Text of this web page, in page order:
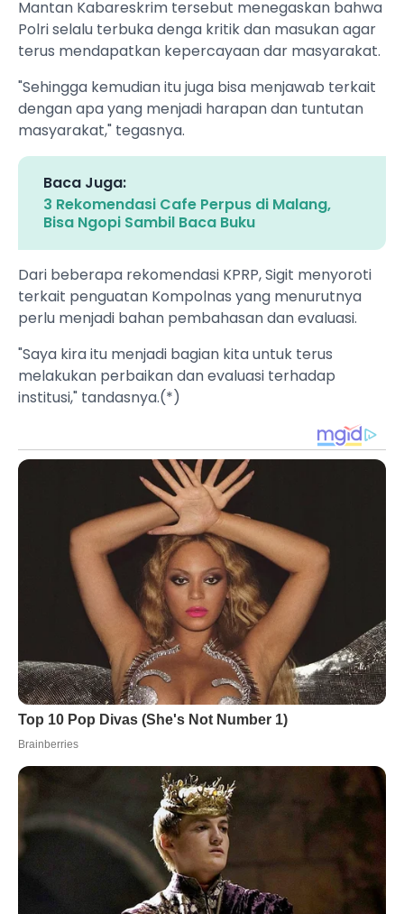
Mantan Kabareskrim tersebut menegaskan bahwa
Polri selalu terbuka denga kritik dan masukan agar
terus mendapatkan kepercayaan dar masyarakat.
"Sehingga kemudian itu juga bisa menjawab terkait
dengan apa yang menjadi harapan dan tuntutan
masyarakat," tegasnya.
Baca Juga:
3 Rekomendasi Cafe Perpus di Malang,
Bisa Ngopi Sambil Baca Buku
Dari beberapa rekomendasi KPRP, Sigit menyoroti
terkait penguatan Kompolnas yang menurutnya
perlu menjadi bahan pembahasan dan evaluasi.
"Saya kira itu menjadi bagian kita untuk terus
melakukan perbaikan dan evaluasi terhadap
institusi," tandasnya.(*)